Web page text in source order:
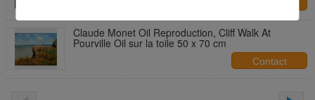
Claude Monet Oil Reproduction, Cliff Walk At
Pourville Oil sur la toile 50 x 70 cm
Contact